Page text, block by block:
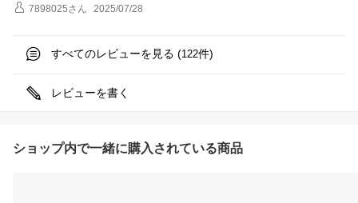
7898025さん 2025/07/28
すべてのレビューを見る (122件)
レビューを書く
ショップ内で一緒に購入されている商品